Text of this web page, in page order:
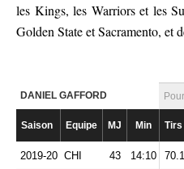
les Kings, les Warriors et les
Golden State et Sacramento, et
DANIEL GAFFORD
Saison Equipe MJ Min Tirs
2019-20 CHI 43 14:10 70.1